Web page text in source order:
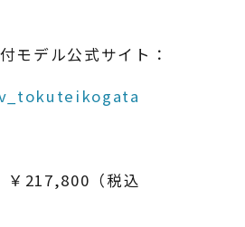
モデル公式サイト：
￥217,800（税込